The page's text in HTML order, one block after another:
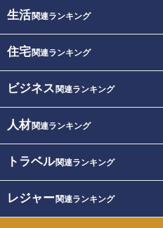
生活関連ランキング
住宅関連ランキング
ビジネス 関連ランキング
人材関連ランキング
トラベル関連ランキング
レジャー関連ランキング